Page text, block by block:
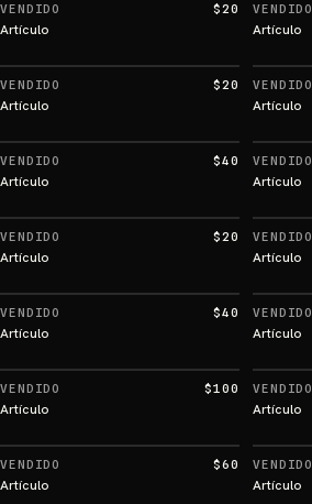
VENDIDO $20
Artículo
VENDIDO
Artículo
VENDIDO $20
Artículo
VENDIDO
Artículo
VENDIDO $40
Artículo
VENDIDO
Artículo
VENDIDO $20
Artículo
VENDIDO
Artículo
VENDIDO $40
Artículo
VENDIDO
Artículo
VENDIDO $100
Artículo
VENDIDO
Artículo
VENDIDO $60
Artículo
VENDIDO
Artículo